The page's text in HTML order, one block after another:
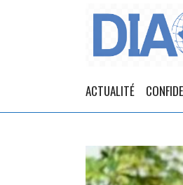
ACTUALITÉ